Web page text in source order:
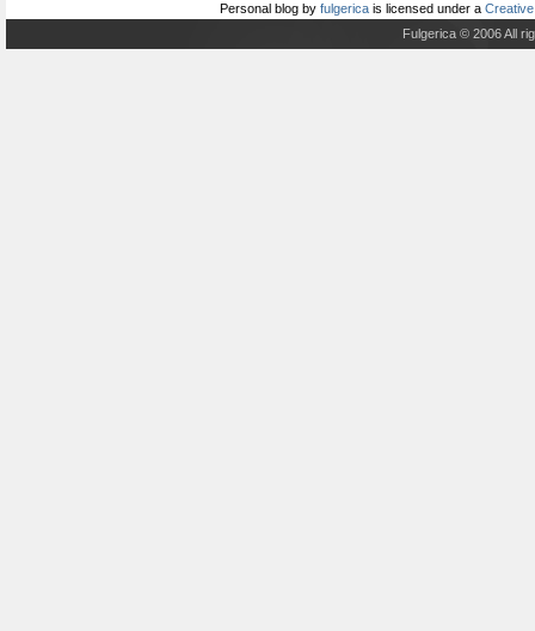
Personal blog by fulgerica is licensed under a
Fulgerica © 2006 All